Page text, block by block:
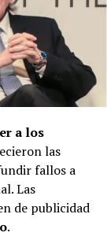
a los
las
fallos a
Las
de publicidad
.